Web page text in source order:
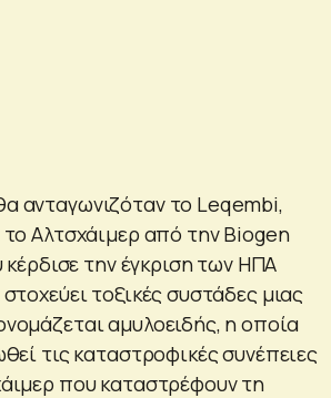
ανταγωνιζόταν το Leqembi,
Αλτσχάιμερ από την Biogen
την έγκριση των ΗΠΑ
τοξικές συστάδες μιας
αμυλοειδής, η οποία
τις καταστροφικές συνέπειες
που καταστρέφουν τη